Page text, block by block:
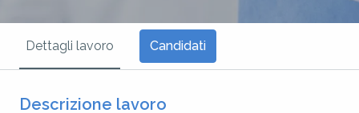
Dettagli lavoro Candidati
Descrizione lavoro